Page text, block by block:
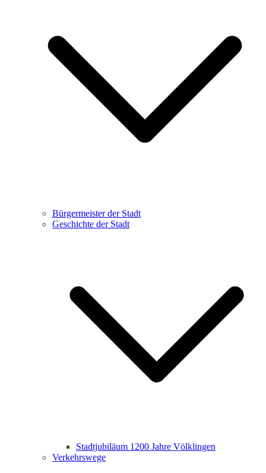
Bürgermeister der Stadt
Geschichte der Stadt
Stadtjubiläum 1200 Jahre Völklingen
Verkehrswege